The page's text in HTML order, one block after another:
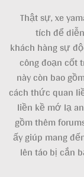
Thật sự, xe
tích để
khách hàng sự
công đoạn cốt
này còn bao
cách thức quan
liền kề mớ lạ
gồm thêm
ấy giúp mang
lên táo bị cắn